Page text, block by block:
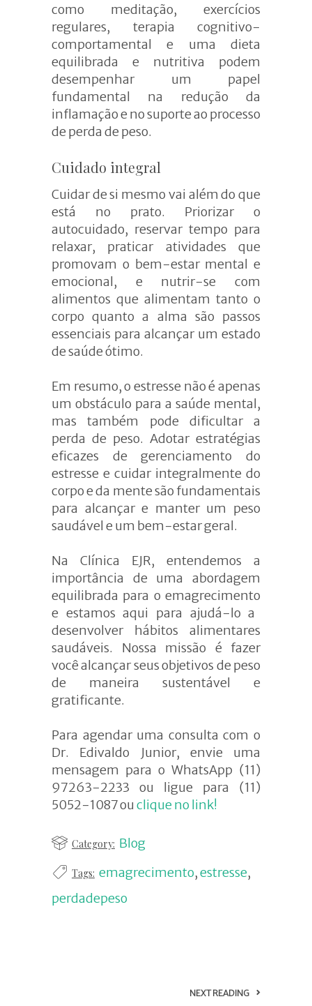
como meditação, exercícios
regulares, terapia cognitivo-
comportamental e uma dieta
equilibrada e nutritiva podem
desempenhar um papel
fundamental na redução da
inflamação e no suporte ao processo
de perda de peso.
Cuidado integral
Cuidar de si mesmo vai além do que
está no prato. Priorizar o
autocuidado, reservar tempo para
relaxar, praticar atividades que
promovam o bem-estar mental e
emocional, e nutrir-se com
alimentos que alimentam tanto o
corpo quanto a alma são passos
essenciais para alcançar um estado
de saúde ótimo.
Em resumo,o estresse não é apenas
um obstáculo para a saúde mental,
mas também pode dificultar a
perda de peso. Adotar estratégias
eficazes de gerenciamento do
estresse e cuidar integralmente do
corpo e da mente são fundamentais
para alcançar e manter um peso
saudável e um bem-estar geral.
Na Clínica EJR, entendemos a
importância de uma abordagem
equilibrada para o emagrecimento
e estamos aqui para ajudá-lo a
desenvolver hábitos alimentares
saudáveis. Nossa missão é fazer
vocêalcançar seus objetivos de peso
de maneira sustentável e
gratificante.
Para agendar uma consulta com o
Dr. Edivaldo Junior, envie uma
mensagem para o WhatsApp (11)
97263-2233 ou ligue para (11)
5052-1087 ouclique no link!
Category: Blog
Tags: emagrecimento,estresse,
perdadepeso
NEXT READING